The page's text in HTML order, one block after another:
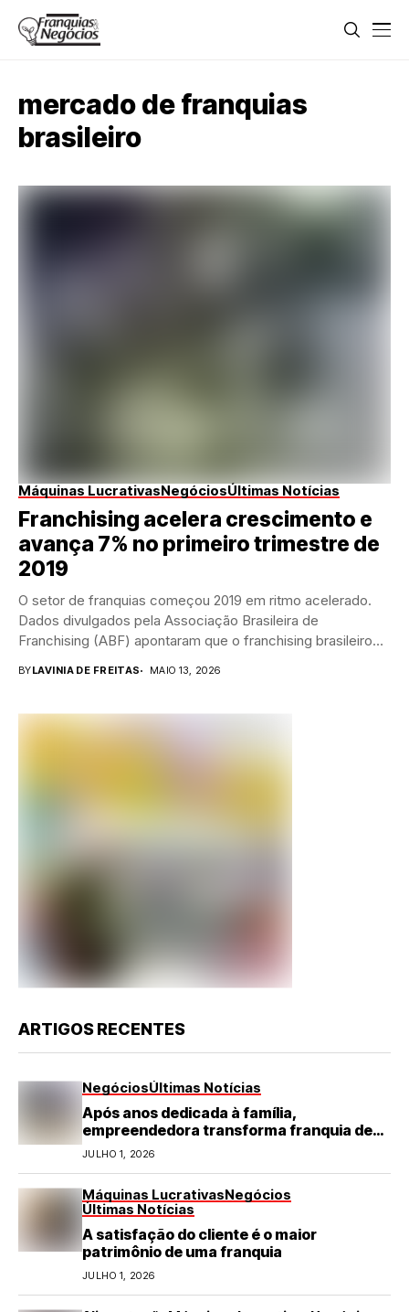
mercado de franquias
brasileiro
Máquinas LucrativasNegóciosÚltimas Notícias
Franchising acelera crescimento e
avança 7% no primeiro trimestre de
2019
O setor de franquias começou 2019 em ritmo acelerado.
Dados divulgados pela Associação Brasileira de
Franchising (ABF) apontaram que o franchising brasileiro
BYLAVINIA DE FREITAS MAIO 13, 2026
ARTIGOS RECENTES
NegóciosÚltimas Notícias
Após anos dedicada à família,
empreendedora transforma franquia de
turismo em negócio de destaque no RN
JULHO 1, 2026
Máquinas LucrativasNegócios
Últimas Notícias
A satisfação do cliente é o maior
patrimônio de uma franquia
JULHO 1, 2026